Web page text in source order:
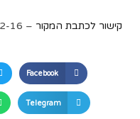
קישור לכתבת המקור – 2026-02-16 23:41:00
Facebook
Telegram